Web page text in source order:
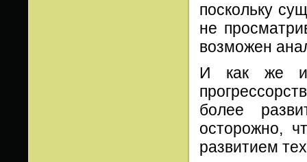
поскольку
не
возможен
И как же
более
осторожно,
развитием